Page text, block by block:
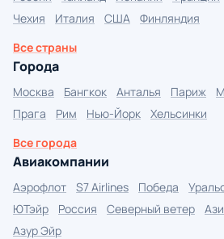
Чехия
Италия США
Финляндия
Все страны
Города
Москва Бангкок Анталья Париж
Прага
Рим Нью-Йорк
Хельсинки
Все города
Авиакомпании
Аэрофлот S7 Airlines Победа
ЮТэйр
Россия Северный ветер
Азур Эйр